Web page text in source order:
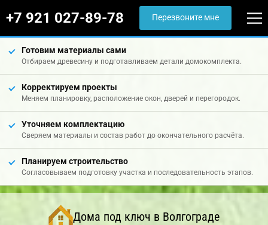
+7 921 027-89-78 Перезвоните мне
Готовим материалы сами
Отбираем древесину и подготавливаем детали домокомплекта.
Корректируем проекты
Меняем планировку, расположение окон, дверей и перегородок.
Уточняем комплектацию
Сверяем материалы и состав работ до окончательного расчёта.
Планируем строительство
Согласовываем подготовку участка и последовательность этапов.
Дома под ключ в Волгограде